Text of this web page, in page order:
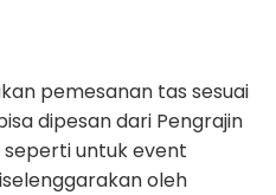
pemesanan tas sesuai
dipesan dari Pengrajin
seperti untuk event
oleh